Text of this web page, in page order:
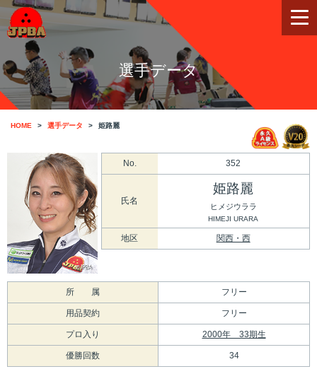
選手データ
HOME 選手データ 姫路麗
No. 352
氏名
姫路麗
ヒメジウララ
HIMEJI URARA
地区 関西・西
所 属 フリー
用品契約 フリー
プロ入り 2000年 33期生
優勝回数 34